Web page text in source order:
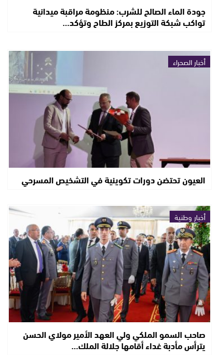
جودة الماء الصالح للشرب: منظومة مراقبة ميدانية
تواكب شبكة التوزيع بمركز الطاح وتؤكد…
أخبار الصحراء
العيون تحتضن دورات تكوينية في التشخيص المسرحي
أخبار وطنية
صاحب السمو الملكي ولي العهد الأمير مولاي الحسن
يترأس مأدبة غداء أقامها جلالة الملك…